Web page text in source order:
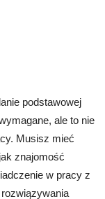
podstawowej
ale to nie
Musisz mieć
znajomość
w pracy z